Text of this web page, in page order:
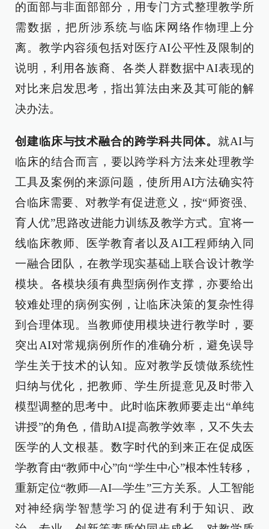
的面部与非面部部分，用专门方式整理教学所
需数据，把所涉系统与临床网络作物理上分
离。教学内容须包括对医疗AI公平性及限制的
说明，利用各族裔、各类人群数据中AI表现的
对比来启发思考，指出算法由来及其可能的解
决办法。
创建临床与技术融合的跨学科共同体。 就AI与
临床的结合而言，要以跨学科方法来处理教学
工具及案例的来源问题，使所用AI方法确实符
合临床需要、对教学有促进意义，按“师资强、
育人优”思路改进能力训练及教学方式。宜将一
线临床教师、医学教育者以及AI工程师纳入同
一融合团队，在教学现实基础上联合设计教学
模块。各模块须有典型病例作支撑，亦要给出
较难处理的病例实例，让临床决策的复杂性得
到合理体现。当教师使用模块进行教学时，要
突出AI对常规病例所作的准确分析，避免误导
学生关于技术的认知。应对教学反馈做系统性
归纳与优化，把教师、学生所提意见及时带入
模型调整的思考中。此时临床教师要走出“单纯
讲授”的角色，借助AI提高教学效率，又不失去
医学的人文根基。数字时代的到来正在促成医
学教育由“教师中心”向“学生中心”根本性转移，
重新定位“教师—AI—学生”三方关系。人工智能
对神经病学智慧学习的促进有利于知识、政